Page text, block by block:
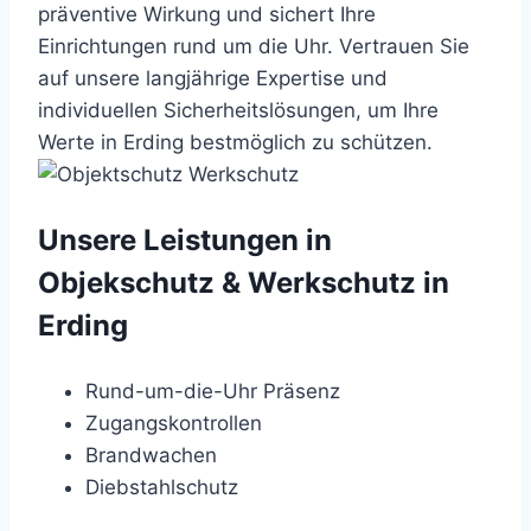
präventive Wirkung und sichert Ihre
Einrichtungen rund um die Uhr. Vertrauen Sie
auf unsere langjährige Expertise und
individuellen Sicherheitslösungen, um Ihre
Werte in Erding bestmöglich zu schützen.
Unsere Leistungen in
Objekschutz & Werkschutz in
Erding
Rund-um-die-Uhr Präsenz
Zugangskontrollen
Brandwachen
Diebstahlschutz